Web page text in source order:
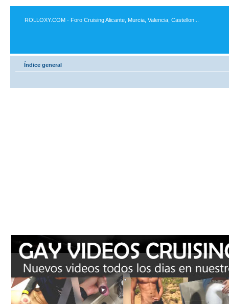
ROLLOXY.COM - Foro Cruising Alicante, Murcia, Valencia, Castellon...
Índice general